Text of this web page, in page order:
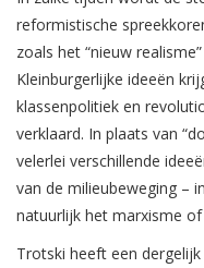
reformistische
zoals het “nieuw
Kleinburgerlijke ideeën
klassenpolitiek en
verklaard. In plaats van
velerlei verschillende
van de milieubeweging –
natuurlijk het marxisme
Trotski heeft een